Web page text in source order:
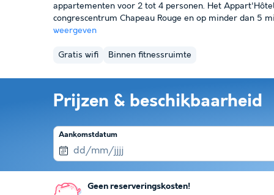
appartementen voor 2 tot 4 personen. Het
congrescentrum Chapeau Rouge en op minder dan 5
weergeven
Gratis wifi Binnen fitnessruimte
Prijzen & beschikbaarheid
Aankomstdatum
Geen reserveringskosten!